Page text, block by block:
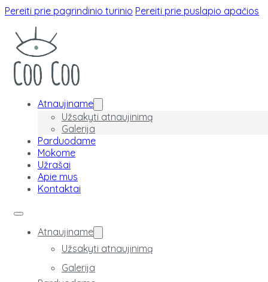
Pereiti prie pagrindinio turinio Pereiti prie puslapio apačios
Atnaujiname
Užsakyti atnaujinimą
Galerija
Parduodame
Mokome
Užrašai
Apie mus
Kontaktai
Atnaujiname
Užsakyti atnaujinimą
Galerija